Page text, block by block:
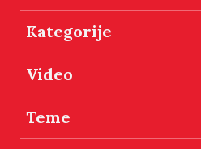
Kategorije
Video
Teme